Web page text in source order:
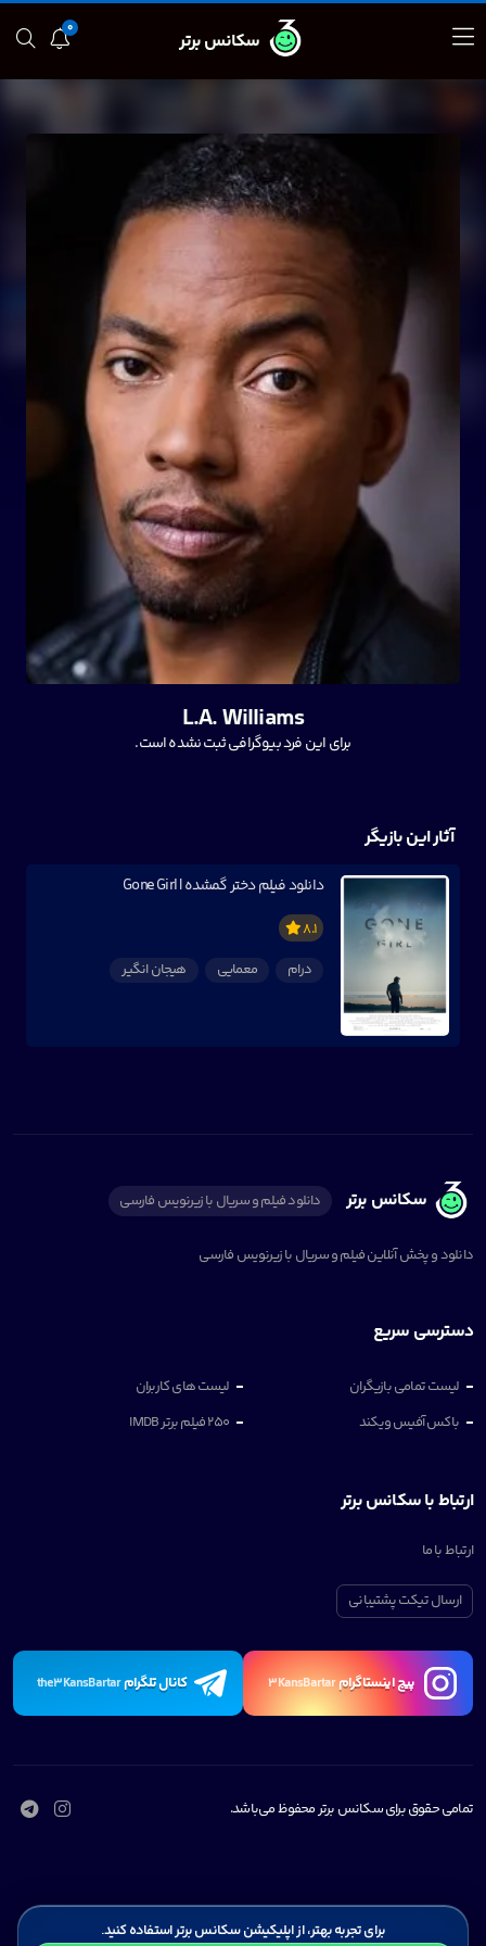
0
سکانس برتر
L.A. Williams
برای این فرد بیوگرافی ثبت نشده است.
آثار این بازیگر
دانلود فیلم دختر گمشده | Gone Girl
8.1
درام
معمایی هیجان انگیر
سکانس برتر دانلود فیلم و سریال با زیرنویس فارسی
دانلود و پخش آنلاین فیلم و سریال با زیرنویس فارسی
دسترسی سریع
لیست تمامی بازیگران
لیست های کاربران
باکس آفیس ویکند
250 فیلم برتر IMDB
ارتباط با سکانس برتر
ارتباط با ما
ارسال تیکت پشتیبانی
پیچ اینستاگرام3KansBartar کانال تلگرامthe3KansBartar
تمامی حقوق برای سکانس برتر محفوظ می‌باشد.
برای تجربه بهتر، از اپلیکیشن سکانس برتر استفاده کنید.